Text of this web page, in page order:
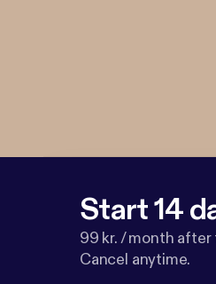
Start 14
99 kr. / month after
Cancel anytime.